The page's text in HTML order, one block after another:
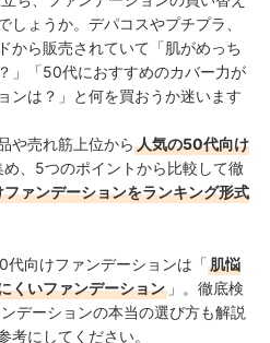
しょうか。デパコスやプチプラ、
から販売されていて「肌がめっち
」「50代におすすめのカバー力が
ンは？」と何を買おうか迷います
や売れ筋上位から 人気の50代向け
め、5つのポイントから比較して徹
ァンデーションをランキング形式
向けファンデーションは「肌悩
くいファンデーション 」。徹底検
デーションの本当の選び方も解説
考にしてください。